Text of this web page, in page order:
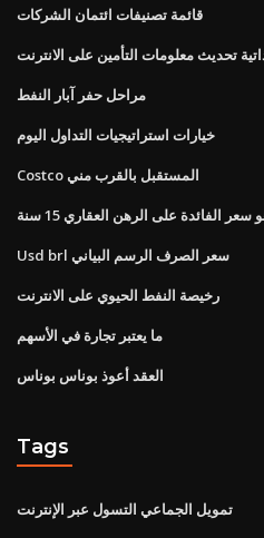
قائمة تصنيفات ائتمان الشركات
تحديث معلومات التأمين على الانترنت
مراحل حفر آبار النفط
خيارات استراتيجيات التداول اليوم
Costco المستقبل بالقرب مني
سعر الفائدة على الرهن العقاري 15 سنة
Usd brl سعر الصرف الرسم البياني
رخيصة النفط الحيوي على الانترنت
ما يعتبر تجارة في الأسهم
العقد أعوذ بوناس بوناس
Tags
تمويل الجماعي التسول عبر الإنترنت